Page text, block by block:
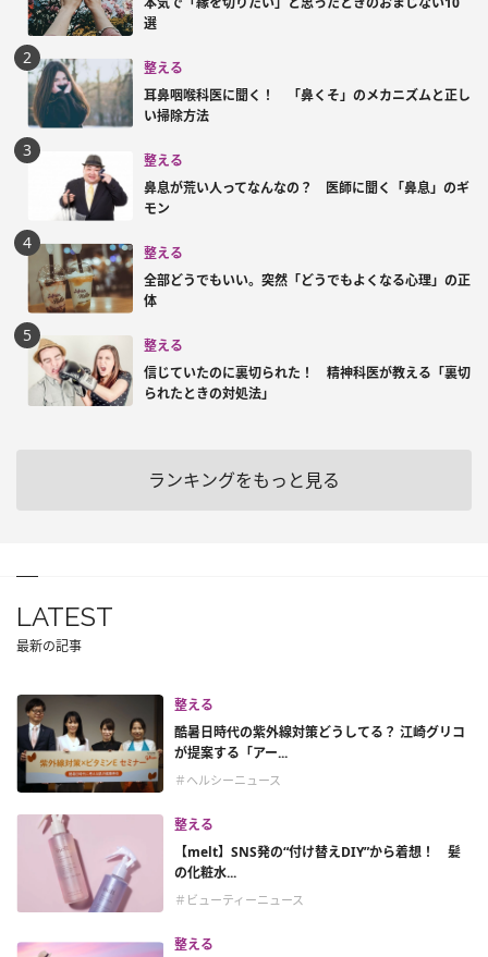
選
整える
耳鼻咽喉科医に聞く！ 「鼻くそ」のメカニズムと正し
い掃除方法
整える
鼻息が荒い人ってなんなの？ 医師に聞く「鼻息」のギ
モン
整える
全部どうでもいい。突然「どうでもよくなる心理」の正
体
整える
信じていたのに裏切られた！ 精神科医が教える「裏切
られたときの対処法」
ランキングをもっと見る
LATEST
最新の記事
整える
酷暑日時代の紫外線対策どうしてる？ 江崎グリコ
が提案する「アー...
＃ヘルシーニュース
整える
【melt】SNS発の“付け替えDIY”から着想！ 髪
の化粧水...
＃ビューティーニュース
整える